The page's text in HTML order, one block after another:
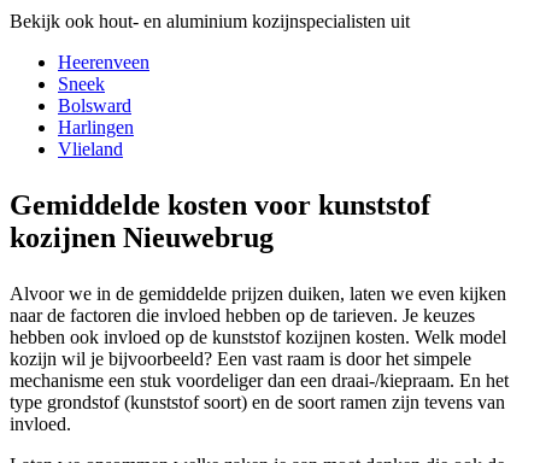
Bekijk ook hout- en aluminium kozijnspecialisten uit
Heerenveen
Sneek
Bolsward
Harlingen
Vlieland
Gemiddelde kosten voor kunststof
kozijnen Nieuwebrug
Alvoor we in de gemiddelde prijzen duiken, laten we even kijken
naar de factoren die invloed hebben op de tarieven. Je keuzes
hebben ook invloed op de kunststof kozijnen kosten. Welk model
kozijn wil je bijvoorbeeld? Een vast raam is door het simpele
mechanisme een stuk voordeliger dan een draai-/kiepraam. En het
type grondstof (kunststof soort) en de soort ramen zijn tevens van
invloed.